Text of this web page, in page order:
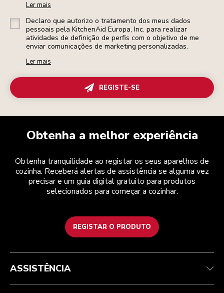
Ler mais
Declaro que autorizo o tratamento dos meus dados
pessoais pela KitchenAid Europa, Inc. para realizar
atividades de definição de perfis com o objetivo de me
enviar comunicações de marketing personalizadas.
Ler mais
REGISTE-SE
Obtenha a melhor experiência
Obtenha tranquilidade ao registar os seus aparelhos de
cozinha. Receberá alertas de assistência se alguma vez
precisar e um guia digital gratuito para produtos
selecionados para começar a cozinhar.
REGISTAR O PRODUTO
Health Check
Atendimento ao cliente
Acompanhar a sua encomenda
Garantia e documentos
Perguntas frequentes
Termos e condições
Envio e entrega
Devoluções e reembolsos
Marca
ODR
A marca
A nossa história
ASSISTÊNCIA